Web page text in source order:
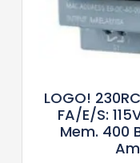
LOGO!
FA/E/S:
Mem. 400